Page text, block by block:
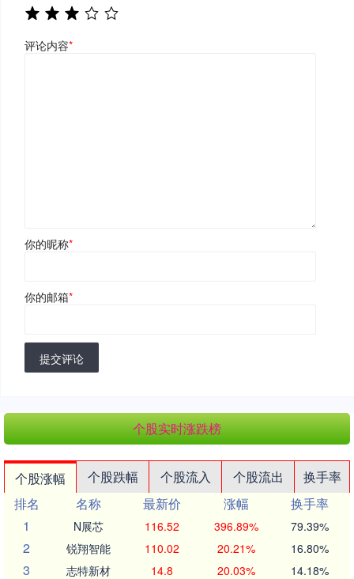
评论内容*
你的昵称*
你的邮箱*
提交评论
个股实时涨跌榜
个股涨幅 个股跌幅 个股流入 个股流出
换手率
排名
名称 最新价 涨幅
换手率
1
N展芯 116.52 396.89% 79.39%
2 锐翔智能 110.02 20.21% 16.80%
3 志特新材 14.8 20.03% 14.18%